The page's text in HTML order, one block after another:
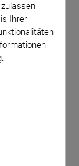
Ihrer